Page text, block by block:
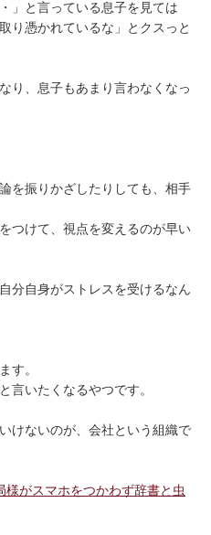
」と言っている息子を見ては
り憑かれているな」とクスっと
り、息子もあまり言わなくなっ
を振りかざしたりしても、相手
つけて、視点を変えるのが早い
分自身がストレスを受けるなん
す。
言いたくなるやつです。
けないのが、会社という組織で
がスマホをつかわず辞書と虫